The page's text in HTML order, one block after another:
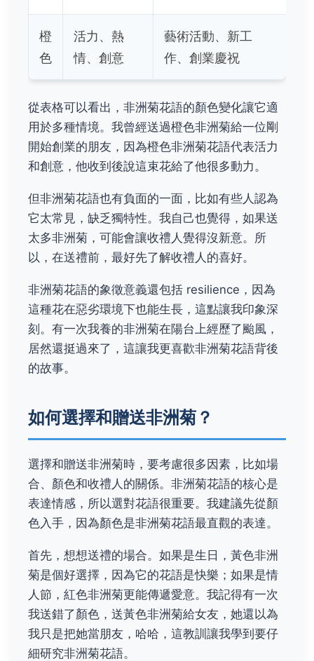
橙
色
活力、熱
情、創意
藝術活動、新工
作、創業慶祝
從表格可以看出，非洲菊花語的顏色變化讓它適
用於多種情境。我曾經送過橙色非洲菊給一位剛
開始創業的朋友，因為橙色非洲菊花語代表活力
和創意，他收到後說這束花給了他很多動力。
但非洲菊花語也有負面的一面，比如有些人認為
它太常見，缺乏獨特性。我自己也覺得，如果送
太多非洲菊，可能會讓收禮人覺得沒新意。所
以，在送禮前，最好先了解收禮人的喜好。
非洲菊花語的象徵意義還包括 resilience，因為
這種花在惡劣環境下也能生長，這點讓我印象深
刻。有一次我養的非洲菊在陽台上經歷了颱風，
居然還挺過來了，這讓我更喜歡非洲菊花語背後
的故事。
如何選擇和贈送非洲菊？
選擇和贈送非洲菊時，要考慮很多因素，比如場
合、顏色和收禮人的關係。非洲菊花語的核心是
表達情感，所以選對花語很重要。我建議先從顏
色入手，因為顏色是非洲菊花語最直觀的表達。
首先，想想送禮的場合。如果是生日，黃色非洲
菊是個好選擇，因為它的花語是快樂；如果是情
人節，紅色非洲菊更能傳遞愛意。我記得有一次
我送錯了顏色，送黃色非洲菊給女友，她還以為
我只是把她當朋友，哈哈，這教訓讓我學到要仔
細研究非洲菊花語。